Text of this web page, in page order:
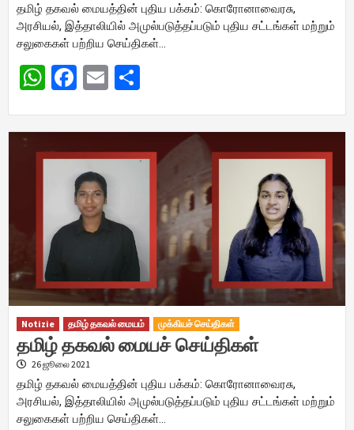
தமிழ் தகவல் மையத்தின் புதிய பக்கம்: கொரோனாவைரசு,
அரசியல், இத்தாலியில் அமுல்படுத்தப்படும் புதிய சட்டங்கள் மற்றும்
சலுகைகள் பற்றிய செய்திகள்…
WhatsApp
Facebook
Email
Notizie தமிழ் தகவல் மையம் முக்கியச் செய்திகள்
தமிழ் தகவல் மையச் செய்திகள்
26 ஜூலை 2021
தமிழ் தகவல் மையத்தின் புதிய பக்கம்: கொரோனாவைரசு,
அரசியல், இத்தாலியில் அமுல்படுத்தப்படும் புதிய சட்டங்கள் மற்றும்
சலுகைகள் பற்றிய செய்திகள்…